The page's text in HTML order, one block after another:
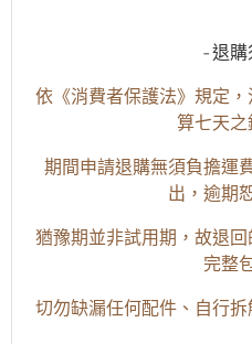
-退購
依《消費者保護法》規定
算七天之
期間申請退購無須負擔運
出，逾期
猶豫期並非試用期，故退
完整
切勿缺漏任何配件、自行